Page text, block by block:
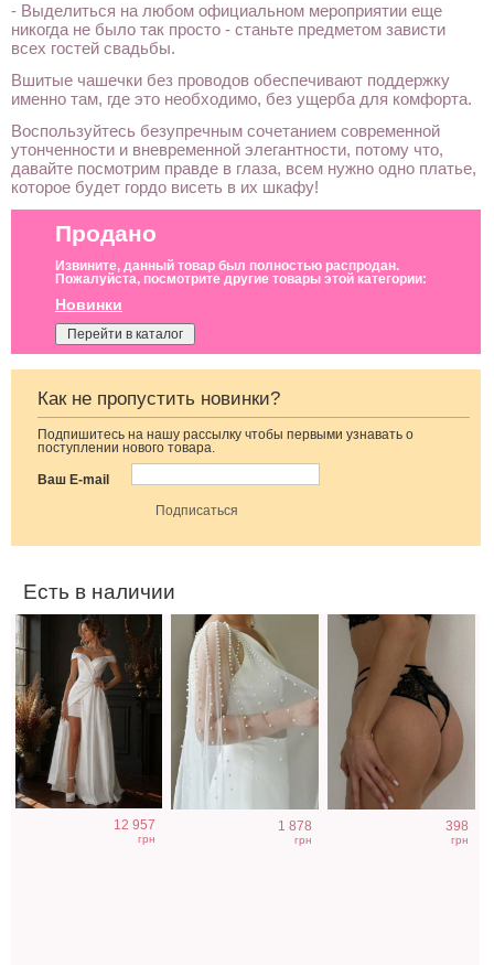
- Выделиться на любом официальном мероприятии еще
никогда не было так просто - станьте предметом зависти
всех гостей свадьбы.
Вшитые чашечки без проводов обеспечивают поддержку
именно там, где это необходимо, без ущерба для комфорта.
Воспользуйтесь безупречным сочетанием современной
утонченности и вневременной элегантности, потому что,
давайте посмотрим правде в глаза, всем нужно одно платье,
которое будет гордо висеть в их шкафу!
Продано
Извините, данный товар был полностью распродан.
Пожалуйста, посмотрите другие товары этой категории:
Новинки
Перейти в каталог
Как не пропустить новинки?
Подпишитесь на нашу рассылку чтобы первыми узнавать о
поступлении нового товара.
Ваш E-mail
Есть в наличии
Свадебное
длинное
атласное
корсетное
12 957
грн
Нарядная
накидка на руки к
1 878
грн
Кружевные
398
грн
Слитный
женский
купальник для
Красивые
кружевные
трусики черного
Светлое бежевое
короткий рукав